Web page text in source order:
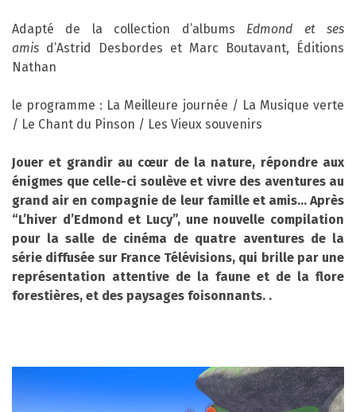
Adapté de la collection d’albums Edmond et ses
amis d’Astrid Desbordes et Marc Boutavant, Éditions
Nathan
le programme : La Meilleure journée / La Musique verte
/ Le Chant du Pinson / Les Vieux souvenirs
Jouer et grandir au cœur de la nature, répondre aux
énigmes que celle-ci soulève et vivre des aventures au
grand air en compagnie de leur famille et amis… Après
“L’hiver d’Edmond et Lucy”, une nouvelle compilation
pour la salle de cinéma de quatre aventures de la
série diffusée sur France Télévisions, qui brille par une
représentation attentive de la faune et de la flore
forestières, et des paysages foisonnants. .